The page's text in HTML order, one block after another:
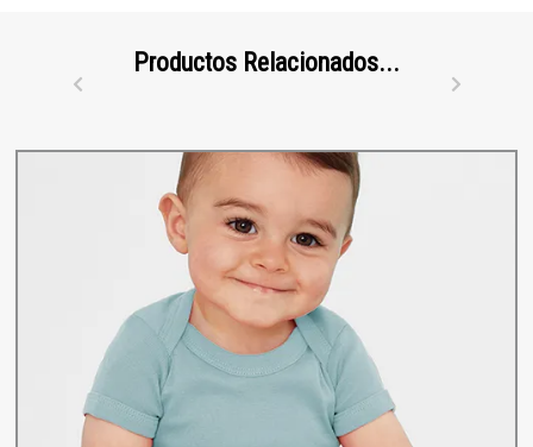
Productos Relacionados...